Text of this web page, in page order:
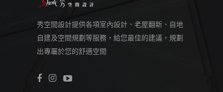
秀空間設計提供各項室內設計、老屋翻新、自地
自建及空間規劃等服務，給您最佳的建議，規劃
出專屬於您的舒適空間